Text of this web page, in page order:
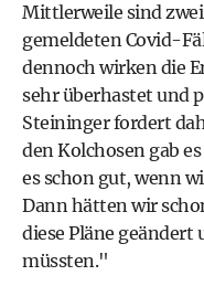
Mittlerweile sind
gemeldeten Covid-
dennoch wirken die
sehr überhastet und
Steininger fordert
den Kolchosen gab
es schon gut, wenn
Dann hätten wir
diese Pläne geändert
müssten."